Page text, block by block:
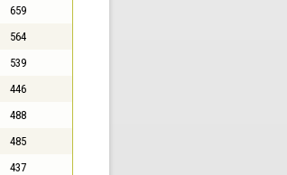
659
564
539
446
488
485
437